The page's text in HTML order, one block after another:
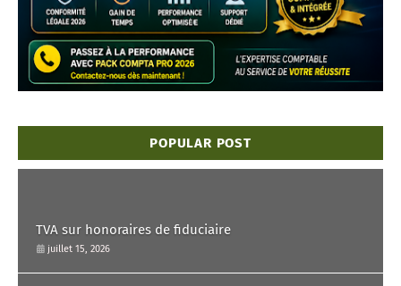
POPULAR POST
TVA sur honoraires de fiduciaire
juillet 15, 2026